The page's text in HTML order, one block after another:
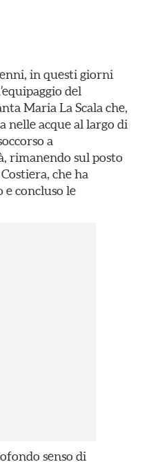
in questi giorni
del
Maria La Scala che,
nelle acque al largo di
a
rimanendo sul posto
che ha
e concluso le
senso di